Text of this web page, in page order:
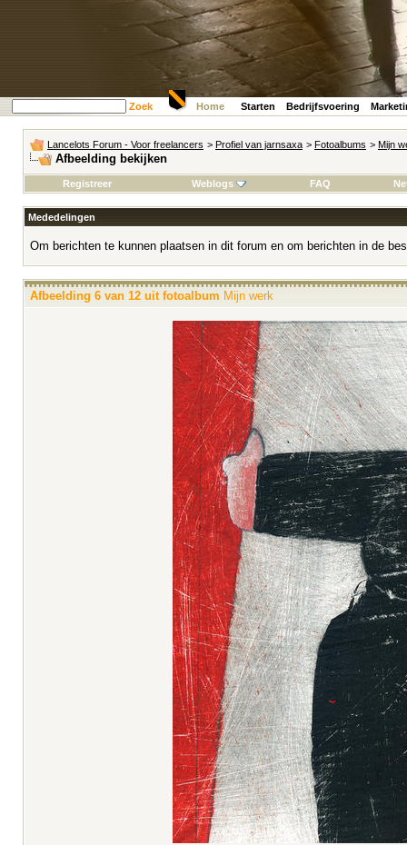
Zoek Home Starten Bedrijfsvoering
Lancelots Forum - Voor freelancers > Profiel van jarnsaxa > Fotoalbums > Mijn
Afbeelding bekijken
Registreer Weblogs FAQ
Mededelingen
Om berichten te kunnen plaatsen in dit forum en om berichten in de
Afbeelding 6 van 12 uit fotoalbum Mijn werk